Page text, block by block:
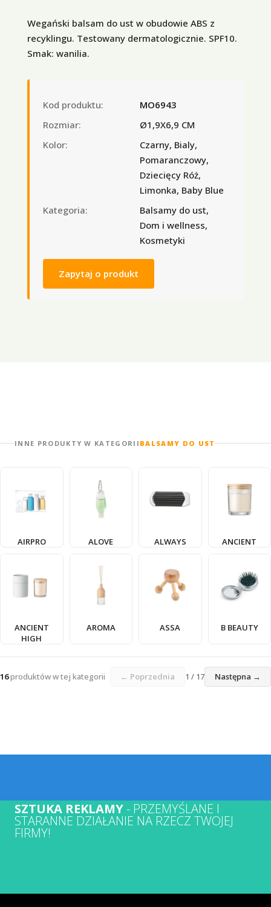
Wegański balsam do ust w obudowie ABS z
recyklingu. Testowany dermatologicznie. SPF10.
Smak: wanilia.
Kod produktu:
MO6943
Rozmiar:
Ø1,9X6,9 CM
Kolor:
Czarny, Bialy,
Pomaranczowy,
Dziecięcy Róż,
Limonka, Baby Blue
Kategoria:
Balsamy do ust,
Dom i wellness,
Kosmetyki
Zapytaj o produkt
INNE PRODUKTY W KATEGORII BALSAMY DO UST
AIRPRO ALOVE ALWAYS ANCIENT
ANCIENT
HIGH
AROMA ASSA B BEAUTY
16produktów w tej kategorii ← Poprzednia 1 / 17 Następna →
SZTUKA REKLAMY- PRZEMYŚLANE I
STARANNE DZIAŁANIE NA RZECZ TWOJEJ
FIRMY!